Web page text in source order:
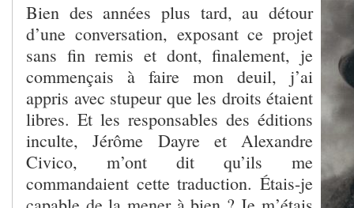
Bien des années plus tard, au détour
d’une conversation, exposant ce projet
sans fin remis et dont, finalement, je
commençais à faire mon deuil, j’ai
appris avec stupeur que les droits étaient
libres. Et les responsables des éditions
inculte, Jérôme Dayre et Alexandre
Civico, m’ont dit qu’ils me
commandaient cette traduction. Étais-je